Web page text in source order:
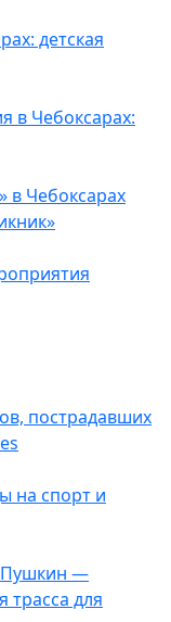
детская
в Чебоксарах:
в Чебоксарах
пострадавших
на спорт и
—
трасса для